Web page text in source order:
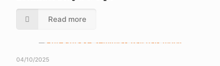
Read more
04/10/2025